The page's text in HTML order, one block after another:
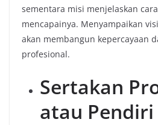
sementara misi menjelaskan
mencapainya. Menyampaikan
akan membangun kepercayaan
profesional.
Sertakan
atau Pendiri